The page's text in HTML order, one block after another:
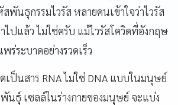
พันธุกรรมไวรัส หลายคนเข้าใจว่าไวรัส
ปแล้ว ไม่ใช่ครับ แม้ไวรัสโควิดที่อังกฤษ
ร่ระบาดอย่างรวดเร็ว
เป็นสาร RNA ไม่ใช่ DNA แบบในมนุษย์
นธุ์ เซลล์ในร่างกายของมนุษย์ จะแบ่ง